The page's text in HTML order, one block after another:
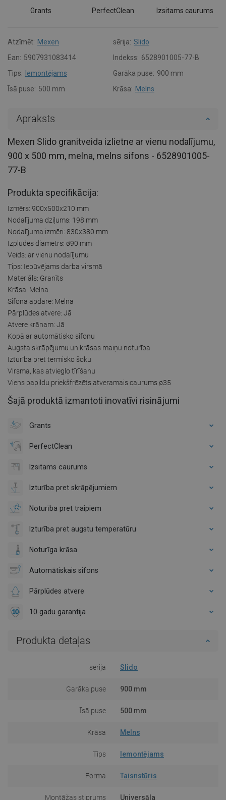
Grants PerfectClean Izsitams caurums
Atzīmēt: Mexen sērija: Slido
Ean: 5907931083414 Indekss: 6528901005-77-B
Tips:
Iemontējams Garāka puse: 900 mm
Īsā puse: 500 mm Krāsa: Melns
Apraksts
Mexen Slido granitveida izlietne ar vienu nodalījumu,
900 x 500 mm, melna, melns sifons - 6528901005-
77-B
Produkta specifikācija:
Izmērs: 900x500x210 mm
Nodalījuma dziļums: 198 mm
Nodalījuma izmēri: 830x380 mm
Izplūdes diametrs: ø90 mm
Veids: ar vienu nodalījumu
Tips: Iebūvējams darba virsmā
Materiāls: Granīts
Krāsa: Melna
Sifona apdare: Melna
Pārplūdes atvere: Jā
Atvere krānam: Jā
Kopā ar automātisko sifonu
Augsta skrāpējumu un krāsas maiņu noturība
Izturība pret termisko šoku
Virsma, kas atvieglo tīrīšanu
Viens papildu priekšfrēzēts atveramais caurums ø35
Šajā produktā izmantoti inovatīvi risinājumi
Grants
PerfectClean
Izsitams caurums
Izturība pret skrāpējumiem
Noturība pret traipiem
Izturība pret augstu temperatūru
Noturīga krāsa
Automātiskais sifons
Pārplūdes atvere
10 gadu garantija
Produkta detaļas
sērija Slido
Garāka puse 900 mm
Īsā puse 500 mm
Krāsa Melns
Tips Iemontējams
Forma Taisnstūris
Montāžas stiprums Universāla